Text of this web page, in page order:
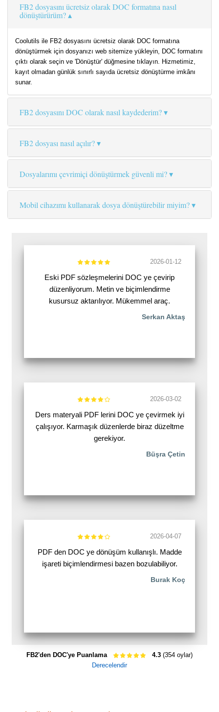
FB2 dosyasını ücretsiz olarak DOC formatına nasıl
dönüştürürüm?
Coolutils ile FB2 dosyasını ücretsiz olarak DOC formatına
dönüştürmek için dosyanızı web sitemize yükleyin, DOC formatını
çıktı olarak seçin ve 'Dönüştür' düğmesine tıklayın. Hizmetimiz,
kayıt olmadan günlük sınırlı sayıda ücretsiz dönüştürme imkânı
sunar.
FB2 dosyasını DOC olarak nasıl kaydederim?
FB2 dosyası nasıl açılır?
Dosyalarımı çevrimiçi dönüştürmek güvenli mi?
Mobil cihazımı kullanarak dosya dönüştürebilir miyim?
2026-01-12
Eski PDF sözleşmelerini DOC ye çevirip
düzenliyorum. Metin ve biçimlendirme
kusursuz aktarılıyor. Mükemmel araç.
Serkan Aktaş
2026-03-02
Ders materyali PDF lerini DOC ye çevirmek iyi
çalışıyor. Karmaşık düzenlerde biraz düzeltme
gerekiyor.
Büşra Çetin
2026-04-07
PDF den DOC ye dönüşüm kullanışlı. Madde
işareti biçimlendirmesi bazen bozulabiliyor.
Burak Koç
FB2'den DOC'ye Puanlama 4.3 (354 oylar)
Derecelendir